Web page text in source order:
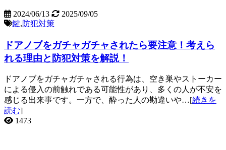
2024/06/13
2025/09/05
鍵,防犯対策
ドアノブをガチャガチャされたら要注意！考えら
れる理由と防犯対策を解説！
ドアノブをガチャガチャされる行為は、空き巣やストーカー
による侵入の前触れである可能性があり、多くの人が不安を
感じる出来事です。一方で、酔った人の勘違いや…[続きを
読む]
1473